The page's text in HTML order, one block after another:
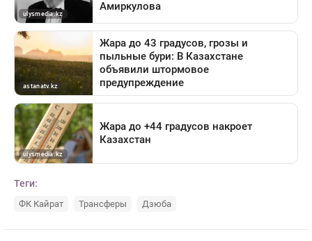
Теги:
ФК Кайрат Трансферы Дзюба